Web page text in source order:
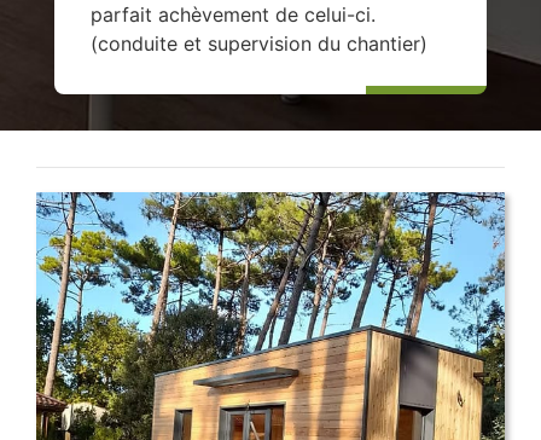
parfait achèvement de celui-ci.
(conduite et supervision du chantier)